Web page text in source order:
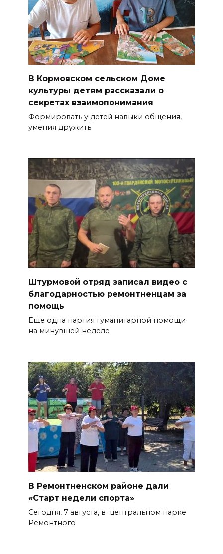
В Кормовском сельском Доме
культуры детям рассказали о
секретах взаимопонимания
Формировать у детей навыки общения,
умения дружить
Штурмовой отряд записал видео с
благодарностью ремонтненцам за
помощь
Еще одна партия гуманитарной помощи
на минувшей неделе
В Ремонтненском районе дали
«Старт недели спорта»
Сегодня, 7 августа, в центральном парке
Ремонтного